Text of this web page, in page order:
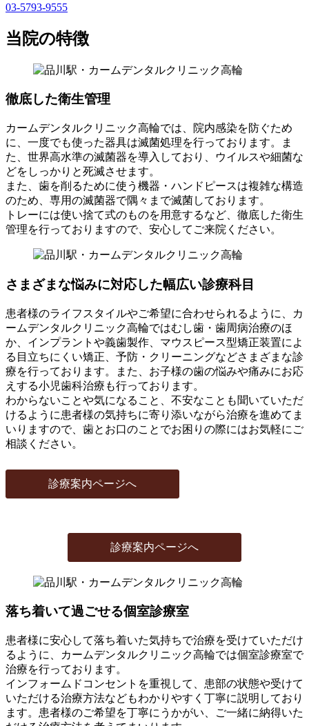
03-5793-9555
当院の特徴
徹底した衛生管理
カームデンタルクリニック高輪では、院内感染を防ぐため
に、一度でも使った器具は滅菌処理を行っております。ま
た、世界高水準の滅菌器を導入しており、ウイルスや細菌な
どをしっかりと死滅させます。
また、歯を削るために使う機器・ハンドピースは複雑な構造
のため、専用の滅菌器で隅々まで滅菌しております。
トレーには使い捨て式のものを用意するなど、徹底した衛生
管理を行っておりますので、安心してご来院ください。
さまざまな悩みに対応した幅広い診療科目
患者様のライフスタイルやご希望に合わせられるように、カ
ームデンタルクリニック高輪ではむし歯・歯周病治療のほ
か、インプラントや義歯製作、マウスピース型矯正装置によ
る目立ちにくい矯正、予防・クリーニングなどさまざまな診
療を行っております。また、お子様の歯の悩みや痛みにお応
えする小児歯科治療も行っております。
わからないことや気になること、不安なことも聞いていただ
けるように患者様の気持ちに寄り添いながら治療を進めてま
いりますので、歯とお口のことでお困りの際にはお気軽にご
相談ください。
診療案内ページへ
診療案内ページへ
落ち着いて過ごせる個室診療室
患者様に安心して落ち着いた気持ちで治療を受けていただけ
るように、カームデンタルクリニック高輪では個室診療室で
治療を行っております。
インフォームドコンセントを重視して、患部の状態や受けて
いただける治療方法などもわかりやすく丁寧に説明しており
ます。患者様のご希望を丁寧にうかがい、ご一緒に納得いた